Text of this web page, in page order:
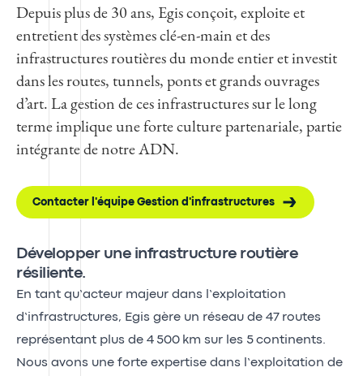
Depuis plus de 30 ans, Egis conçoit, exploite et
entretient des systèmes clé-en-main et des
infrastructures routières du monde entier et investit
dans les routes, tunnels, ponts et grands ouvrages
d’art. La gestion de ces infrastructures sur le long
terme implique une forte culture partenariale, partie
intégrante de notre ADN.
Contacter l'équipe Gestion d'infrastructures
Développer une infrastructure routière
résiliente.
En tant qu’acteur majeur dans l’exploitation
d’infrastructures, Egis gère un réseau de 47 routes
représentant plus de 4 500 km sur les 5 continents.
Nous avons une forte expertise dans l’exploitation de